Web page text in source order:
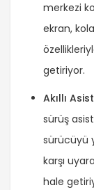
merkezi
ekran,
getiriyor.
Akıllı
sürüş
sürücüyü
karşı
hale